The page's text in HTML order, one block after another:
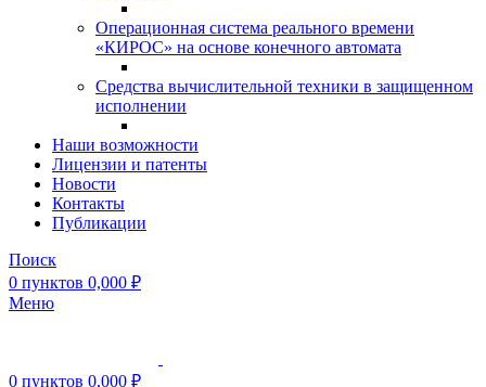
Операционная система реального времени
«КИРОС» на основе конечного автомата
Средства вычислительной техники в защищенном
исполнении
Наши возможности
Лицензии и патенты
Новости
Контакты
Публикации
Поиск
0 пунктов 0,000 ₽
Меню
0 пунктов 0,000 ₽